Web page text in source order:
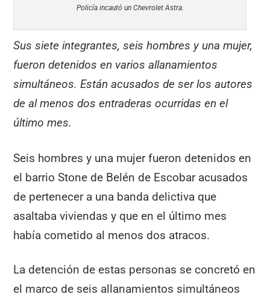
Policía incautó un Chevrolet Astra.
Sus siete integrantes, seis hombres y una mujer,
fueron detenidos en varios allanamientos
simultáneos. Están acusados de ser los autores
de al menos dos entraderas ocurridas en el
último mes.
Seis hombres y una mujer fueron detenidos en
el barrio Stone de Belén de Escobar acusados
de pertenecer a una banda delictiva que
asaltaba viviendas y que en el último mes
había cometido al menos dos atracos.
La detención de estas personas se concretó en
el marco de seis allanamientos simultáneos